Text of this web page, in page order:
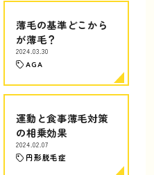
薄毛の基準どこから
が薄毛？
2024.03.30
AGA
運動と食事薄毛対策
の相乗効果
2024.02.07
円形脱毛症